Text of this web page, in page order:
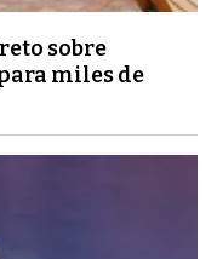
sobre
miles de